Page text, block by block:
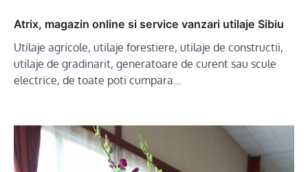
Atrix, magazin online si service vanzari utilaje Sibiu
Utilaje agricole, utilaje forestiere, utilaje de constructii,
utilaje de gradinarit, generatoare de curent sau scule
electrice, de toate poti cumpara…